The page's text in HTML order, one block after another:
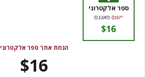
ספר אלקטרוני
יישום מאגנס
$16
הנחת אתר ספר אלקטרוני
$16